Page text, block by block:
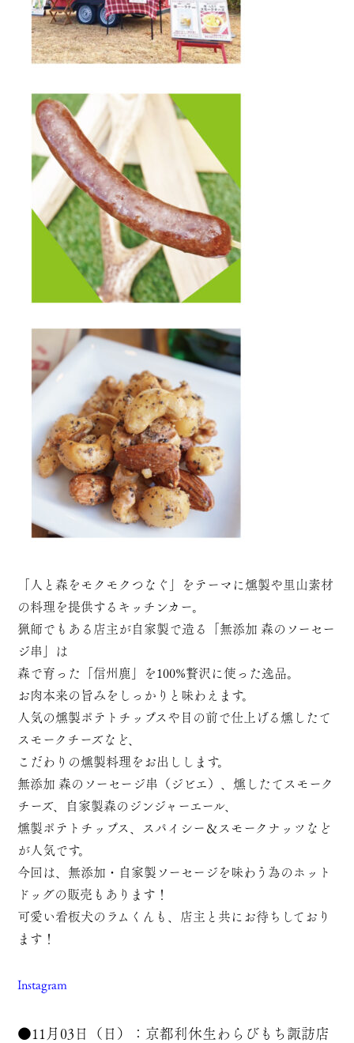
「人と森をモクモクつなぐ」をテーマに燻製や里山素材
の料理を提供するキッチンカー。
猟師でもある店主が自家製で造る「無添加 森のソーセー
ジ串」は
森で育った「信州鹿」を100%贅沢に使った逸品。
お肉本来の旨みをしっかりと味わえます。
人気の燻製ポテトチップスや目の前で仕上げる燻したて
スモークチーズなど、
こだわりの燻製料理をお出しします。
無添加 森のソーセージ串（ジビエ）、燻したてスモーク
チーズ、自家製森のジンジャーエール、
燻製ポテトチップス、スパイシー＆スモークナッツなど
が人気です。
今回は、無添加・自家製ソーセージを味わう為のホット
ドッグの販売もあります！
可愛い看板犬のラムくんも、店主と共にお待ちしており
ます！
Instagram
●11月03日（日）：京都利休生わらびもち諏訪店